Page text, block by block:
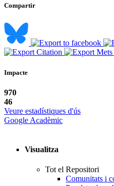
Compartir
Impacte
970
46
Veure estadístiques d'ús
Google Acadèmic
Visualitza
Tot el Repositori
Comunitats i